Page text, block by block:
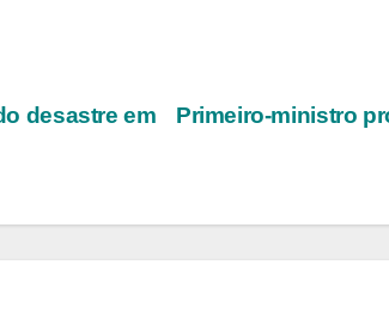
Primeiro-ministro
desastre em